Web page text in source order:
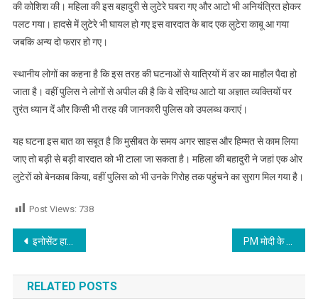
की कोशिश की। महिला की इस बहादुरी से लुटेरे घबरा गए और आटो भी अनियंत्रित होकर
पलट गया। हादसे में लुटेरे भी घायल हो गए इस वारदात के बाद एक लुटेरा काबू आ गया
जबकि अन्य दो फरार हो गए।
स्थानीय लोगों का कहना है कि इस तरह की घटनाओं से यात्रियों में डर का माहौल पैदा हो
जाता है। वहीं पुलिस ने लोगों से अपील की है कि वे संदिग्ध आटो या अज्ञात व्यक्तियों पर
तुरंत ध्यान दें और किसी भी तरह की जानकारी पुलिस को उपलब्ध कराएं।
यह घटना इस बात का सबूत है कि मुसीबत के समय अगर साहस और हिम्मत से काम लिया
जाए तो बड़ी से बड़ी वारदात को भी टाला जा सकता है। महिला की बहादुरी ने जहां एक ओर
लुटेरों को बेनकाब किया, वहीं पुलिस को भी उनके गिरोह तक पहुंचने का सुराग मिल गया है।
Post Views: 738
Post navigation
इनोसेंट हार्ट्स स्कूल नूरपुर ने अंतर्राष्ट्रीय नृत्य महोत्सव में अपनी प्रतिभा से सफलता अर्जित की,पढ़े
RELATED POSTS